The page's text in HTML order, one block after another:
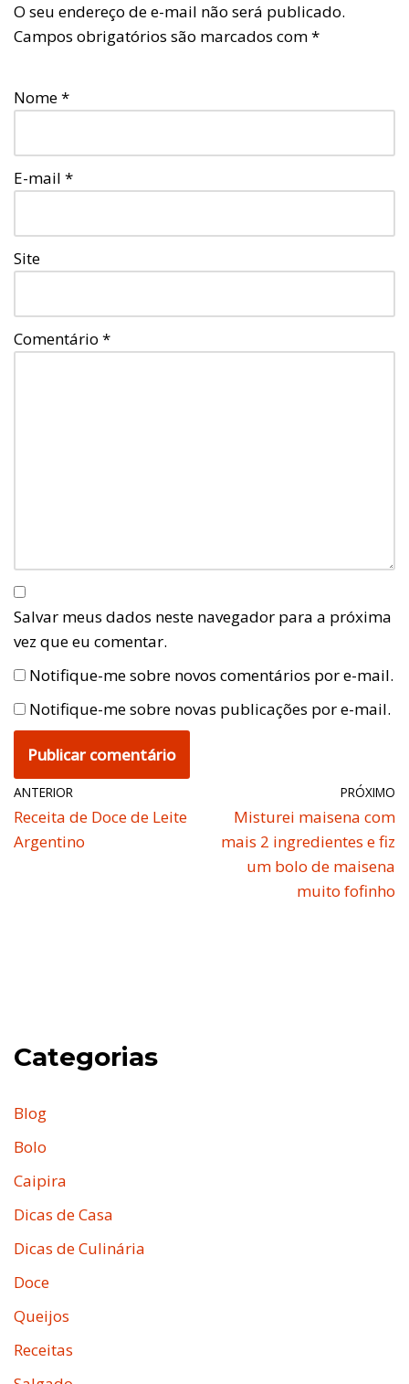
O seu endereço de e-mail não será publicado.
Campos obrigatórios são marcados com*
Nome*
E-mail *
Site
Comentário *
Salvar meus dados neste navegador para a próxima
vez que eu comentar.
Notifique-me sobre novos comentários por e-mail.
Notifique-me sobre novas publicações por e-mail.
ANTERIOR
Receita de Doce de Leite
Argentino
PRÓXIMO
Misturei maisena com
mais 2 ingredientes e fiz
um bolo de maisena
muito fofinho
Categorias
Blog
Bolo
Caipira
Dicas de Casa
Dicas de Culinária
Doce
Queijos
Receitas